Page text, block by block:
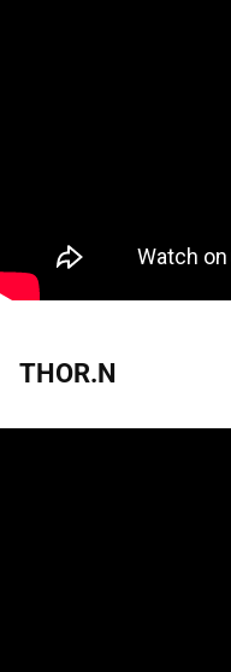
THOR.N